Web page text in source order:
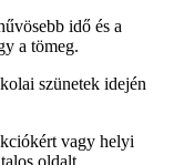
idő és a
a tömeg.
szünetek idején
vagy helyi